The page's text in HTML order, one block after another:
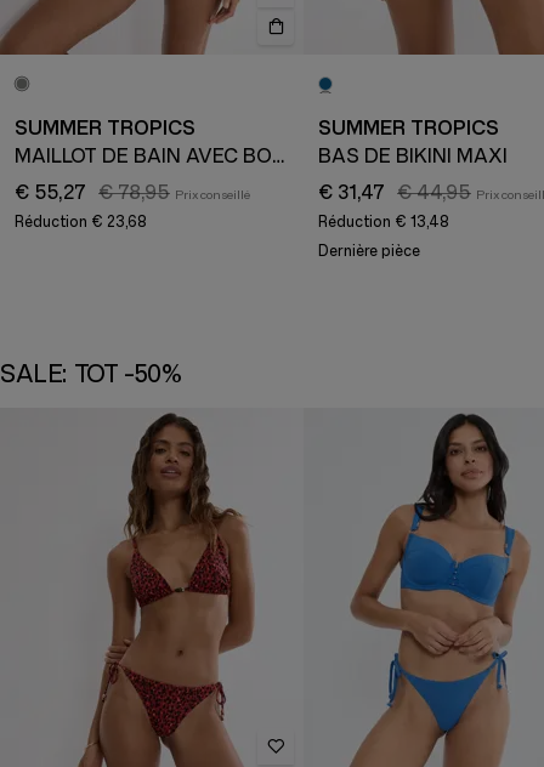
SUMMER TROPICS
MAILLOT DE BAIN AVEC BONNETS REMBOURRÉS
€ 55,27
€ 78,95
Réduction € 23,68
SUMMER TROPICS
BAS DE BIKINI MAXI
€ 31,47
€ 44,95
Réduction € 13,48
Dernière pièce
SALE: TOT -50%